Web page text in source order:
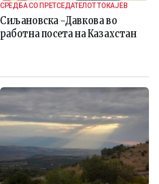
СРЕДБА СО ПРЕТСЕДАТЕЛОТ ТОКАЈЕВ
Сиљановска -Давкова во
работна посета на Казахстан